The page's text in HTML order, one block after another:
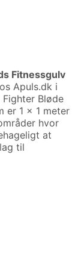
Fitnessgulv
Apuls.dk i
Bløde
er 1 x 1 meter
hvor
at
til